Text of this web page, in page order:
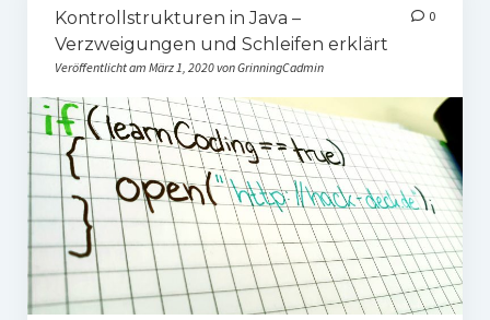
Kontrollstrukturen in Java –
Verzweigungen und Schleifen erklärt
Veröffentlicht am März 1, 2020 von GrinningCadmin
0